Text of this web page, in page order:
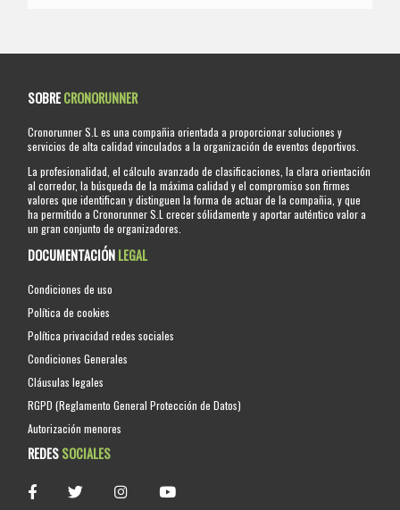
SOBRECRONORUNNER
Cronorunner S.L es una compañia orientada a proporcionar soluciones y
servicios de alta calidad vinculados a la organización de eventos deportivos.
La profesionalidad, el cálculo avanzado de clasificaciones, la clara orientación
al corredor, la búsqueda de la máxima calidad y el compromiso son firmes
valores que identifican y distinguen la forma de actuar de la compañia, y que
ha permitido a Cronorunner S.L crecer sólidamente y aportar auténtico valor a
un gran conjunto de organizadores.
DOCUMENTACIÓNLEGAL
Condiciones de uso
Política de cookies
Política privacidad redes sociales
Condiciones Generales
Cláusulas legales
RGPD (Reglamento General Protección de Datos)
Autorización menores
REDESSOCIALES